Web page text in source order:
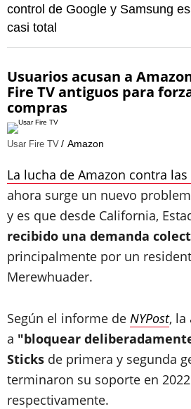
control de Google y Samsung es
casi total
Usuarios acusan a
Fire TV antiguos para
compras
Usar Fire TV Amazon
La lucha de Amazon contra las
ahora surge un nuevo
y es que desde California,
recibido una demanda
principalmente por un
Merewhuader.
Según el informe de NYPost, la
a "bloquear
Sticks de primera y segunda
terminaron su soporte en 2022
respectivamente.